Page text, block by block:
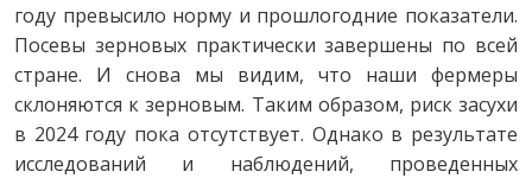
году превысило норму и прошлогодние показатели.
Посевы зерновых практически завершены по всей
стране. И снова мы видим, что наши фермеры
склоняются к зерновым. Таким образом, риск засухи
в 2024 году пока отсутствует. Однако в результате
исследований и наблюдений, проведенных